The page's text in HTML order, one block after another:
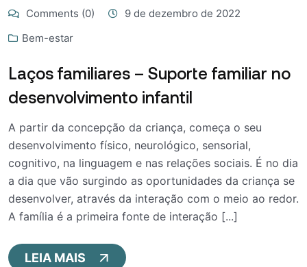
Comments (0)
9 de dezembro de 2022
Bem-estar
Laços familiares – Suporte familiar no
desenvolvimento infantil
A partir da concepção da criança, começa o seu
desenvolvimento físico, neurológico, sensorial,
cognitivo, na linguagem e nas relações sociais. É no dia
a dia que vão surgindo as oportunidades da criança se
desenvolver, através da interação com o meio ao redor.
A família é a primeira fonte de interação [...]
LEIA MAIS